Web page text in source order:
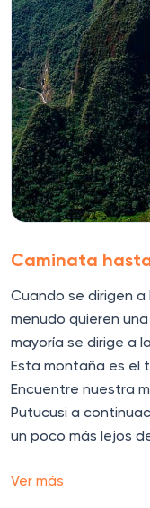
Caminata
Cuando se dirigen a
menudo quieren
mayoría se dirige a
Esta montaña es el
Encuentre nuestra
Putucusi a
un poco más lejos
Ver más